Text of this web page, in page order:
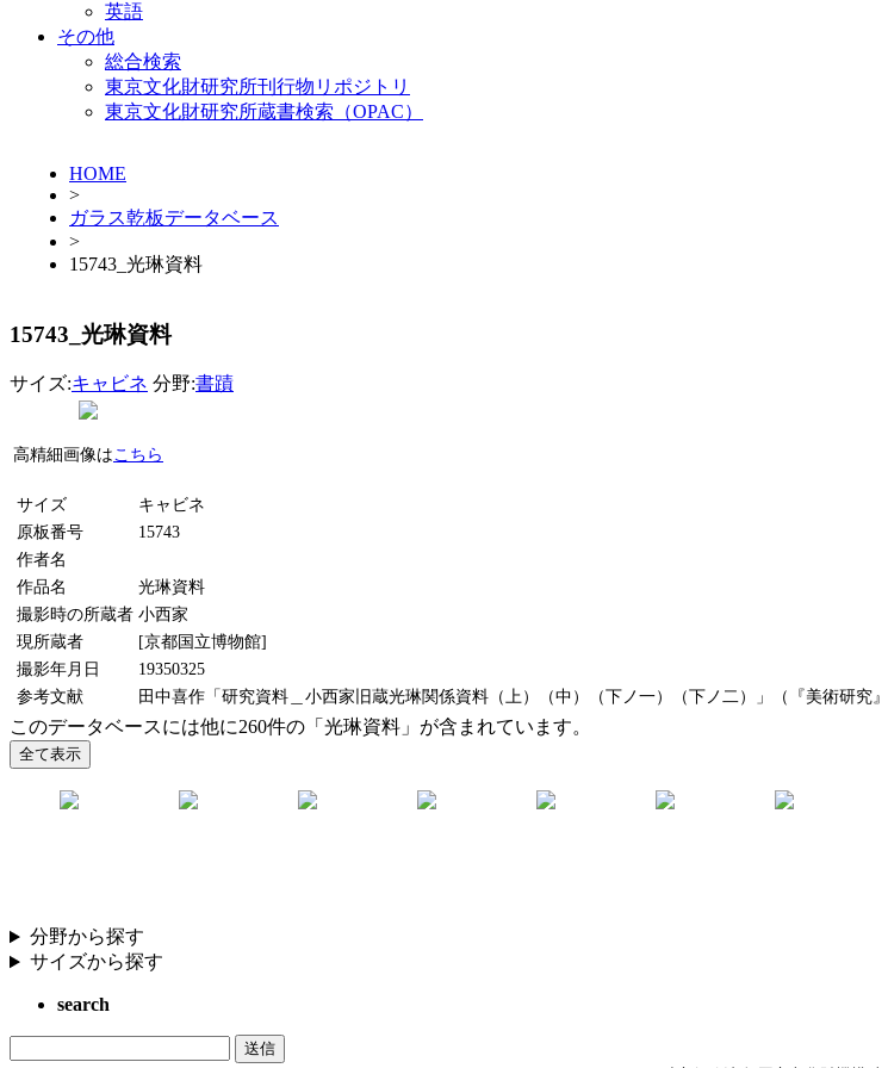
英語
その他
総合検索
東京文化財研究所刊行物リポジトリ
東京文化財研究所蔵書検索（OPAC）
HOME
>
ガラス乾板データベース
>
15743_光琳資料
15743_光琳資料
サイズ:キャビネ 分野:書蹟
高精細画像はこちら
サイズ
キャビネ
原板番号
15743
作者名
作品名
光琳資料
撮影時の所蔵者 小西家
現所蔵者
[京都国立博物館]
撮影年月日
19350325
参考文献
田中喜作「研究資料＿小西家旧蔵光琳関係資料（上）（中）（下ノ一）（下ノ二）」（『美術研究』
このデータベースには他に260件の「光琳資料」が含まれています。
分野から探す
サイズから探す
search